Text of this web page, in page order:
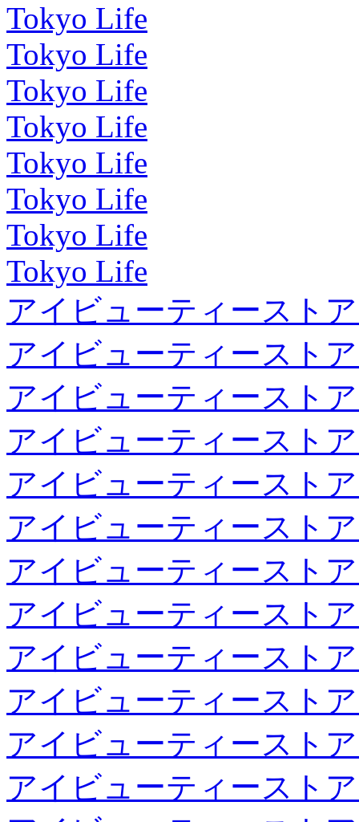
Tokyo Life
Tokyo Life
Tokyo Life
Tokyo Life
Tokyo Life
Tokyo Life
Tokyo Life
Tokyo Life
アイビューティースト
アイビューティースト
アイビューティースト
アイビューティースト
アイビューティースト
アイビューティースト
アイビューティースト
アイビューティースト
アイビューティースト
アイビューティースト
アイビューティースト
アイビューティースト